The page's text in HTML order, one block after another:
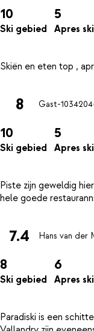
10
Ski gebied
5
Apres ski
8 Gast-10342
10
Ski gebied
5
Apres ski
Piste zijn geweldig
7.4 Hans van der
8
Ski gebied
6
Apres ski
Paradiski is een